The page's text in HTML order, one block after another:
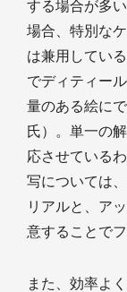
する場合が多
場合、特別な
は兼用してい
でディティー
量のある絵に
氏）。単一の
応させている
写については
リアルと、ア
意することで
また、効率よ